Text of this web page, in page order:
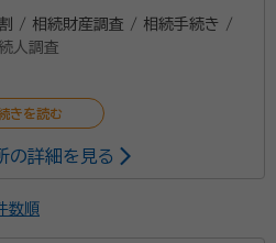
/ 相続財産調査 / 相続手続き /
人調査
の詳細を見る
数順